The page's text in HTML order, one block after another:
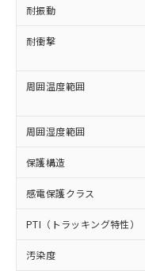
耐振動
耐衝撃
周囲温度範囲
周囲湿度範囲
保護構造
感電保護クラス
PTI（トラッキング特性）
汚染度
以下の条件を
本サー
商品の
(税抜)を
当社制
本サー
ことを
在庫状況
タに基づ
覧され
準価格
対応予定なし
非含有に非対
調査・確認中
非含有の対応
非該当品：ラ
害物質有無と
仕入先様の事
いたものが、
むを得ず変更
*EU RoHS指令（10
六価クロム
※1 中国
「○」：最大
基準値以下で
基準値を超えて
「－」：未確
*中国RoHS10物質
Pb(鉛) :1000ppm
当社は
為替およ
（以下｢
または国
国政府
可)を取
記
説明